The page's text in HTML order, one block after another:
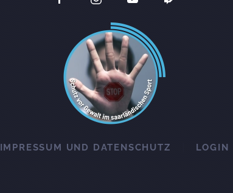
IMPRESSUM UND DATENSCHUTZ LOGIN